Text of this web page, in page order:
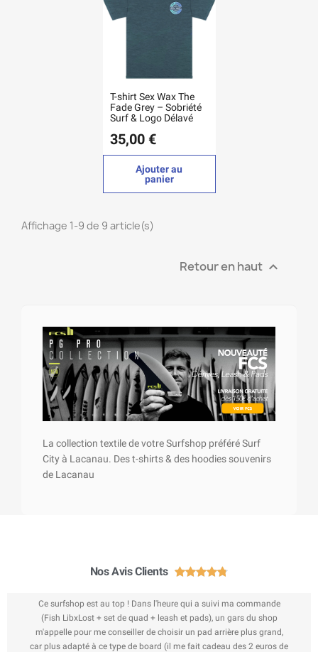
T-shirt Sex Wax The
Fade Grey – Sobriété
Surf & Logo Délavé
35,00 €
Ajouter au
panier
Affichage 1-9 de 9 article(s)
Retour en haut 
La collection textile de votre Surfshop préféré Surf
City à Lacanau. Des t-shirts & des hoodies souvenirs
de Lacanau
Nos Avis Clients 
Ce surfshop est au top ! Dans l'heure qui a suivi ma commande
(Fish LibxLost + set de quad + leash et pads), un gars du shop
m'appelle pour me conseiller de choisir un pad arrière plus grand,
car plus adapté à ce type de board (il me fait cadeau des 2 euros de